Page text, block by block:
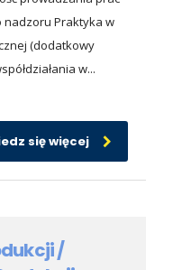
nadzoru Praktyka w
(dodatkowy
w...
się więcej
/